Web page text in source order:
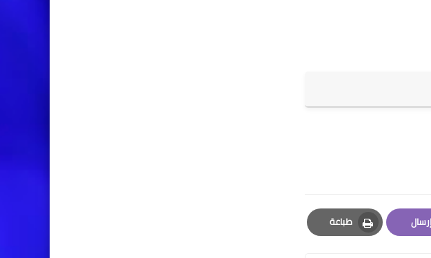
إرسال
Email
طباعة
Print